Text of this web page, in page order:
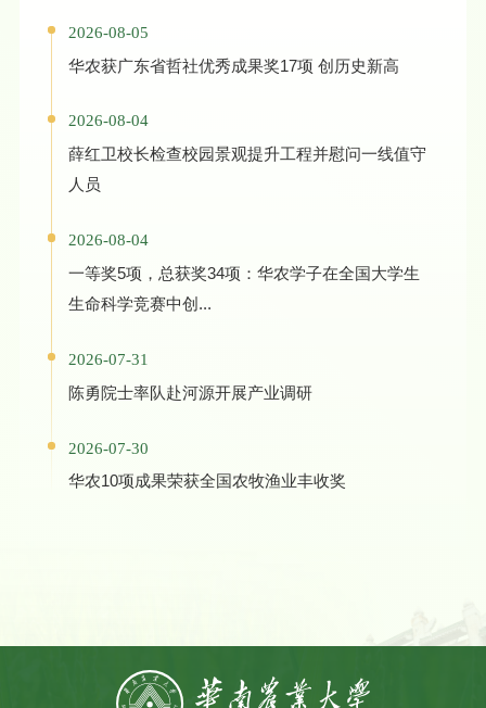
2026-08-05
华农获广东省哲社优秀成果奖17项 创历史新高
2026-08-04
薛红卫校长检查校园景观提升工程并慰问一线值守
人员
2026-08-04
一等奖5项，总获奖34项：华农学子在全国大学生
生命科学竞赛中创...
2026-07-31
陈勇院士率队赴河源开展产业调研
2026-07-30
华农10项成果荣获全国农牧渔业丰收奖